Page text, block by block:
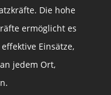
Die hohe
ermöglicht es
Einsätze,
jedem Ort,